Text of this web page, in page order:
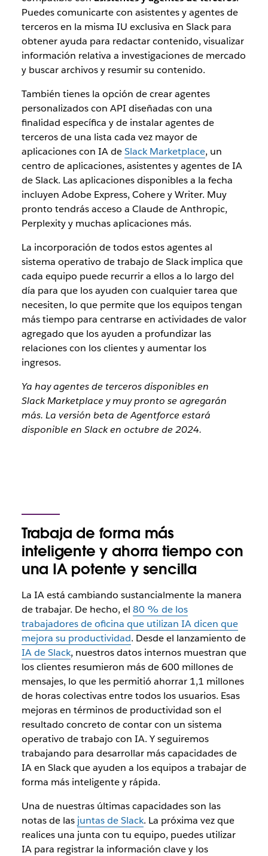
Puedes comunicarte con asistentes y agentes de
terceros en la misma IU exclusiva en Slack para
obtener ayuda para redactar contenido, visualizar
información relativa a investigaciones de mercado
y buscar archivos y resumir su contenido.
También tienes la opción de crear agentes
personalizados con API diseñadas con una
finalidad específica y de instalar agentes de
terceros de una lista cada vez mayor de
aplicaciones con IA deSlack Marketplace, un
centro de aplicaciones, asistentes y agentes de IA
de Slack. Las aplicaciones disponibles a la fecha
incluyen Adobe Express, Cohere y Writer. Muy
pronto tendrás acceso a Claude de Anthropic,
Perplexity y muchas aplicaciones más.
La incorporación de todos estos agentes al
sistema operativo de trabajo de Slack implica que
cada equipo puede recurrir a ellos a lo largo del
día para que los ayuden con cualquier tarea que
necesiten, lo que permite que los equipos tengan
más tiempo para centrarse en actividades de valor
agregado que los ayuden a profundizar las
relaciones con los clientes y aumentar los
ingresos.
Ya hay agentes de terceros disponibles en
Slack Marketplace y muy pronto se agregarán
más. La versión beta de Agentforce estará
disponible en Slack en octubre de 2024.
Trabaja de forma más
inteligente y ahorra tiempo con
una IA potente y sencilla
La IA está cambiando sustancialmente la manera
de trabajar. De hecho, el 80 % de los
trabajadores de oficina que utilizan IA dicen que
mejora su productividad. Desde el lanzamiento de
IA de Slack, nuestros datos internos muestran que
los clientes resumieron más de 600 millones de
mensajes, lo que les permitió ahorrar 1,1 millones
de horas colectivas entre todos los usuarios. Esas
mejoras en términos de productividad son el
resultado concreto de contar con un sistema
operativo de trabajo con IA. Y seguiremos
trabajando para desarrollar más capacidades de
IA en Slack que ayuden a los equipos a trabajar de
forma más inteligente y rápida.
Una de nuestras últimas capacidades son las
notas de las juntas de Slack. La próxima vez que
realices una junta con tu equipo, puedes utilizar
IA para registrar la información clave y los